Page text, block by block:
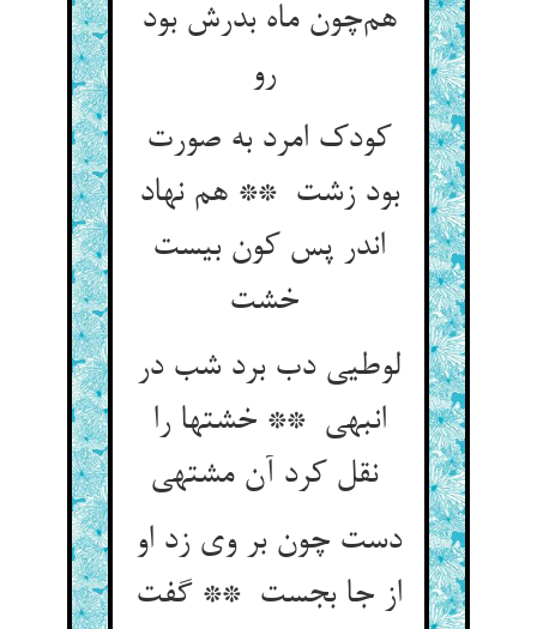
هم‌چون ماه بدرش بود
کودک امرد به صورت
بود زشت ** هم نهاد
اندر پس کون بیست
لوطیی دب برد شب در
انبهی ** خشتها را
نقل کرد آن مشتهی
دست چون بر وی زد او
از جا بجست ** گفت